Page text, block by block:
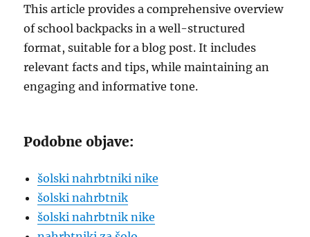
This article provides a comprehensive overview
of school backpacks in a well-structured
format, suitable for a blog post. It includes
relevant facts and tips, while maintaining an
engaging and informative tone.
Podobne objave:
šolski nahrbtniki nike
šolski nahrbtnik
šolski nahrbtnik nike